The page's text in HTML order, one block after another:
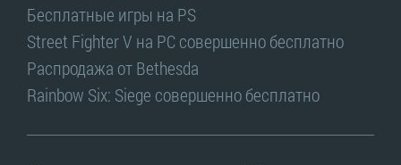
Бесплатные игры на PS
Street Fighter V на PC совершенно бесплатно
Распродажа от Bethesda
Rainbow Six: Siege совершенно бесплатно